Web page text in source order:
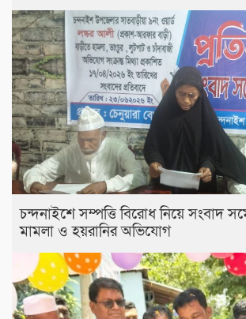
চন্দনাইশে সম্পত্তি বিরোধ নিয়ে সংবাদ
মামলা ও হয়রানির অভিযোগ